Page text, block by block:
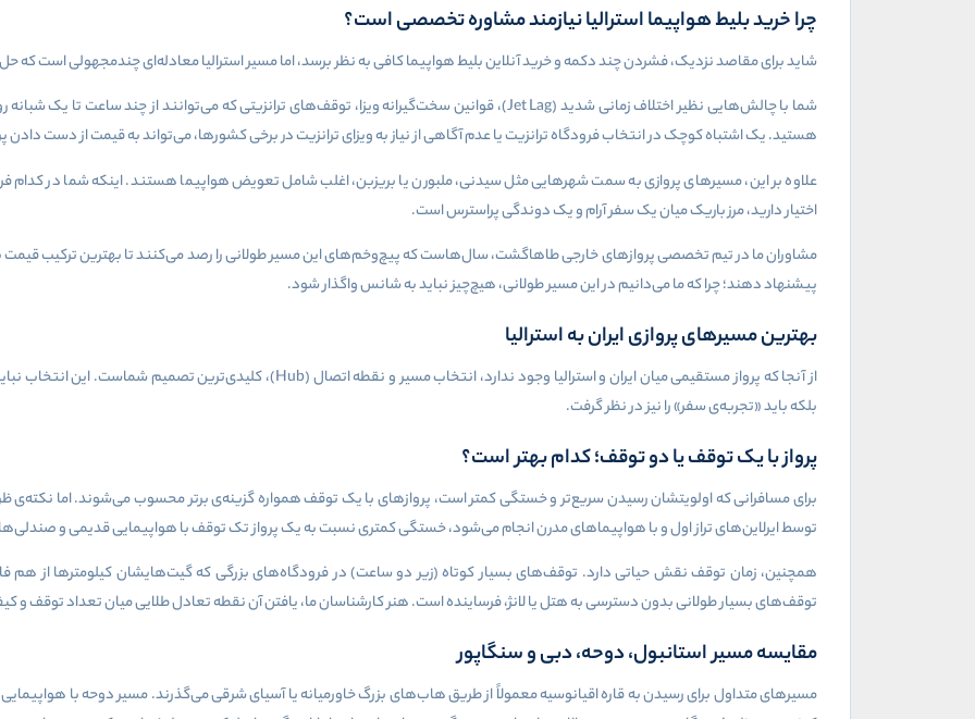
چرا خرید بلیط هواپیما استرالیا نیازمند مشاوره تخصصی است؟
شاید برای مقاصد نزدیک، فشردن چند دکمه و خرید آنلاین بلیط هواپیما کافی به نظر برسد، اما مسیر استرالیا معادله‌ای چندمجهولی است که
شما با چالش‌هایی نظیر اختلاف زمانی شدید (Jet Lag)، قوانین سخت‌گیرانه ویزا، توقف‌های ترانزیتی که می‌توانند از چند ساعت تا یک شبانه
هستید. یک اشتباه کوچک در انتخاب فرودگاه ترانزیت یا عدم آگاهی از نیاز به ویزای ترانزیت در برخی کشورها، می‌تواند به قیمت از دست
علاوه بر این، مسیرهای پروازی به سمت شهرهایی مثل سیدنی، ملبورن یا بریزبن، اغلب شامل تعویض هواپیما هستند. اینکه شما در کدام
اختیار دارید، مرز باریک میان یک سفر آرام و یک دوندگی پراسترس است.
مشاوران ما در تیم تخصصی پروازهای خارجی طاهاگشت، سال‌هاست که پیچ‌وخم‌های این مسیر طولانی را رصد می‌کنند تا بهترین ترکیب قیمت
پیشنهاد دهند؛ چرا که ما می‌دانیم در این مسیر طولانی، هیچ‌چیز نباید به شانس واگذار شود.
بهترین مسیرهای پروازی ایران به استرالیا
از آنجا که پرواز مستقیمی میان ایران و استرالیا وجود ندارد، انتخاب مسیر و نقطه اتصال (Hub)، کلیدی‌ترین تصمیم شماست. این انتخاب
بلکه باید «تجربه‌ی سفر» را نیز در نظر گرفت.
پرواز با یک توقف یا دو توقف؛ کدام بهتر است؟
برای مسافرانی که اولویتشان رسیدن سریع‌تر و خستگی کمتر است، پروازهای با یک توقف همواره گزینه‌ی برتر محسوب می‌شوند. اما نکته‌ی
توسط ایرلاین‌های تراز اول و با هواپیماهای مدرن انجام می‌شود، خستگی کمتری نسبت به یک پرواز تک توقف با هواپیمایی قدیمی و
همچنین، زمان توقف نقش حیاتی دارد. توقف‌های بسیار کوتاه (زیر دو ساعت) در فرودگاه‌های بزرگی که گیت‌هایشان کیلومترها از هم
توقف‌های بسیار طولانی بدون دسترسی به هتل یا لانژ، فرساینده است. هنر کارشناسان ما، یافتن آن نقطه تعادل طلایی میان تعداد توقف و
مقایسه مسیر استانبول، دوحه، دبی و سنگاپور
مسیرهای متداول برای رسیدن به قاره اقیانوسیه معمولاً از طریق هاب‌های بزرگ خاورمیانه یا آسیای شرقی می‌گذرند. مسیر دوحه با هواپیمایی